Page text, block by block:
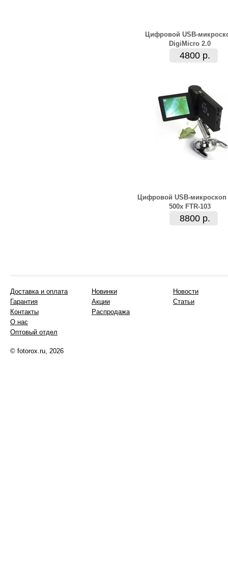
Цифровой USB-
DigiMicro 2.0
4800 р.
Цифровой USB-
500x FTR-103
8800 р.
Доставка и оплата
Гарантия
Контакты
О нас
Оптовый отдел
Новинки
Акции
Распродажа
Новости
Статьи
© fotorox.ru, 2026